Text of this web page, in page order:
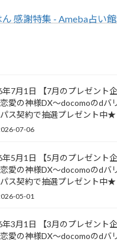
感謝特集 - Ameba占い
年7月1日 【7月のプレゼント企
愛の神様DX〜docomoのdバ
ス契約で抽選プレゼント中★
07-06
年5月1日 【5月のプレゼント企
愛の神様DX〜docomoのdバ
ス契約で抽選プレゼント中★
05-01
年3月1日 【3月のプレゼント企
愛の神様DX〜docomoのdバ